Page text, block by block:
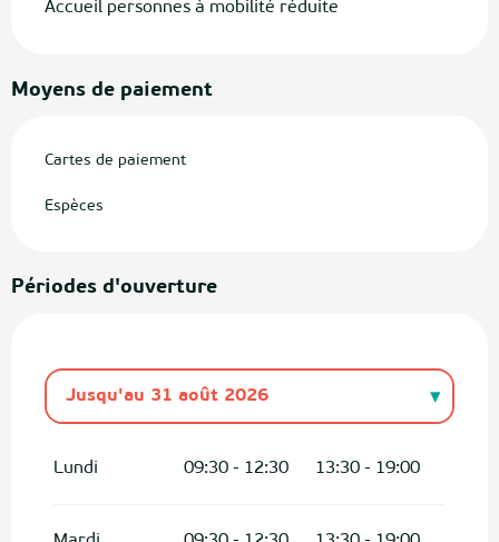
Accueil personnes à mobilité réduite
Moyens de paiement
Cartes de paiement
Espèces
Périodes d'ouverture
Jusqu'au 31 août 2026
Lundi 09:30 - 12:30 13:30 - 19:00